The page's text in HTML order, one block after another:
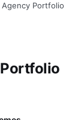
Agency Portfolio